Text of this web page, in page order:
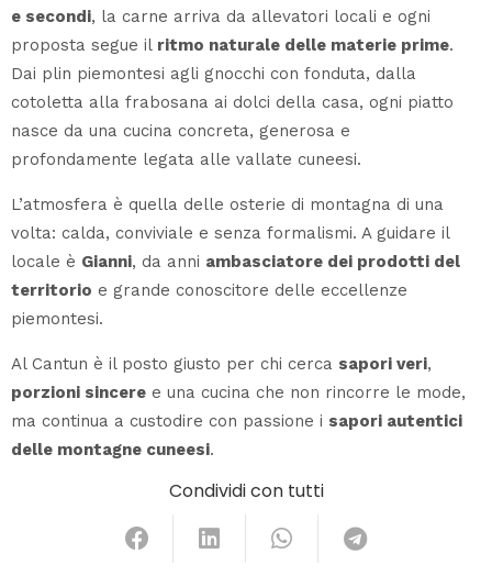
e secondi, la carne arriva da allevatori locali e ogni
proposta segue il ritmo naturale delle materie prime.
Dai plin piemontesi agli gnocchi con fonduta, dalla
cotoletta alla frabosana ai dolci della casa, ogni piatto
nasce da una cucina concreta, generosa e
profondamente legata alle vallate cuneesi.
L’atmosfera è quella delle osterie di montagna di una
volta: calda, conviviale e senza formalismi. A guidare il
locale è Gianni, da anni ambasciatore dei prodotti del
territorio e grande conoscitore delle eccellenze
piemontesi.
Al Cantun è il posto giusto per chi cerca sapori veri,
porzioni sincere e una cucina che non rincorre le mode,
ma continua a custodire con passione i sapori autentici
delle montagne cuneesi.
Condividi con tutti